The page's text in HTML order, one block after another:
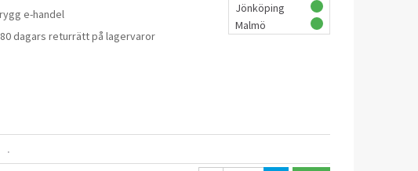
e-handel
dagars returrätt på lagervaror
Jönköping
Malmö
.